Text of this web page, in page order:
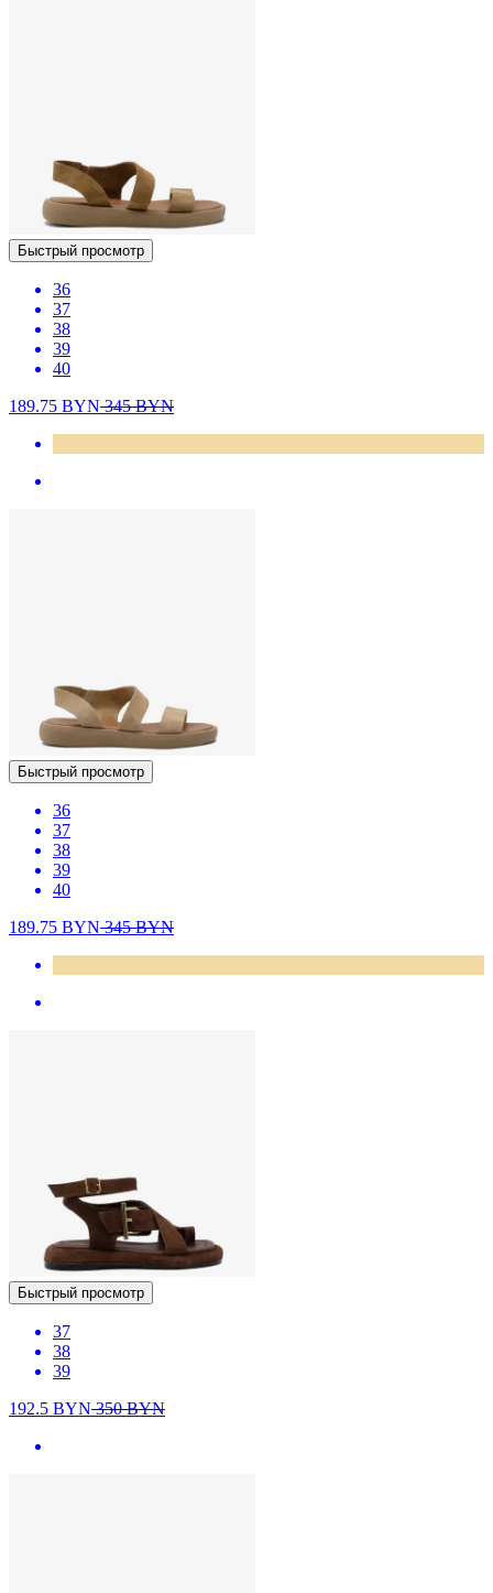
Быстрый просмотр
36
37
38
39
40
189.75 BYN345BYN
Быстрый просмотр
36
37
38
39
40
189.75 BYN345BYN
Быстрый просмотр
37
38
39
192.5 BYN350BYN